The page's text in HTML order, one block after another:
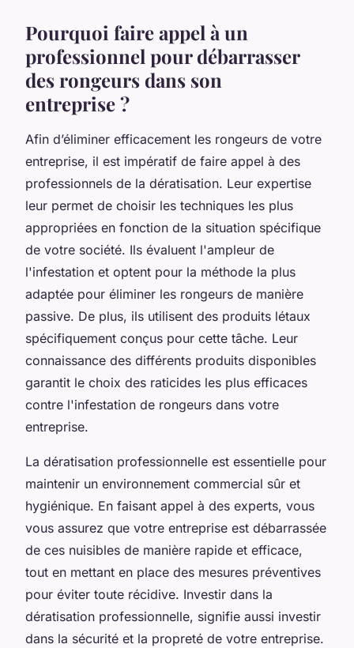
Pourquoi faire appel à un
professionnel pour débarrasser
des rongeurs dans son
entreprise ?
Afin d’éliminer efficacement les rongeurs de votre
entreprise, il est impératif de faire appel à des
professionnels de la dératisation. Leur expertise
leur permet de choisir les techniques les plus
appropriées en fonction de la situation spécifique
de votre société. Ils évaluent l'ampleur de
l'infestation et optent pour la méthode la plus
adaptée pour éliminer les rongeurs de manière
passive. De plus, ils utilisent des produits létaux
spécifiquement conçus pour cette tâche. Leur
connaissance des différents produits disponibles
garantit le choix des raticides les plus efficaces
contre l'infestation de rongeurs dans votre
entreprise.
La dératisation professionnelle est essentielle pour
maintenir un environnement commercial sûr et
hygiénique. En faisant appel à des experts, vous
vous assurez que votre entreprise est débarrassée
de ces nuisibles de manière rapide et efficace,
tout en mettant en place des mesures préventives
pour éviter toute récidive. Investir dans la
dératisation professionnelle, signifie aussi investir
dans la sécurité et la propreté de votre entreprise.